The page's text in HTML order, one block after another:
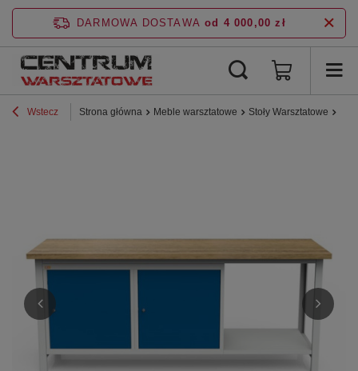
DARMOWA DOSTAWA od 4 000,00 zł
Wstecz Strona główna Meble warsztatowe Stoły Warsztatowe